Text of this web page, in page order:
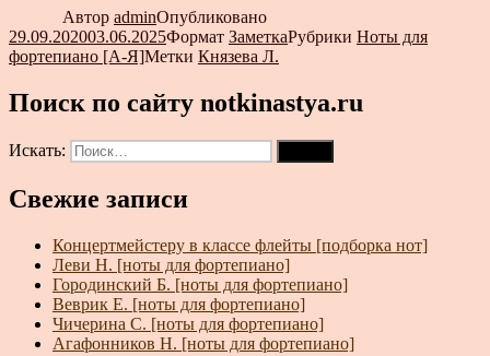
Автор adminОпубликовано
29.09.202003.06.2025Формат ЗаметкаРубрики Ноты для
фортепиано [А-Я]Метки Князева Л.
Поиск по сайту notkinastya.ru
Искать:
Свежие записи
Концертмейстеру в классе флейты [подборка нот]
Леви Н. [ноты для фортепиано]
Городинский Б. [ноты для фортепиано]
Веврик Е. [ноты для фортепиано]
Чичерина С. [ноты для фортепиано]
Агафонников Н. [ноты для фортепиано]